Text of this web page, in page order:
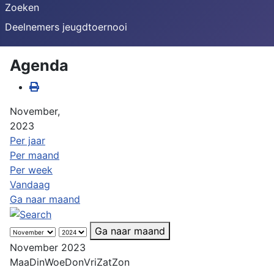
Zoeken
Deelnemers jeugdtoernooi
Agenda
November,
2023
Per jaar
Per maand
Per week
Vandaag
Ga naar maand
Ga naar maand
November 2023
MaaDinWoeDonVriZatZon